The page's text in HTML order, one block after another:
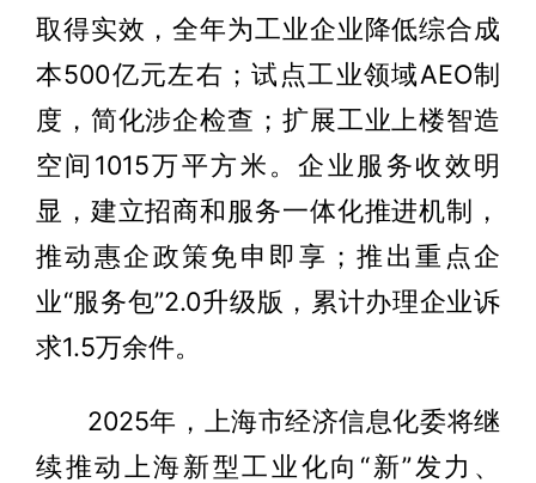
取得实效，全年为工业企业降低综合成
本500亿元左右；试点工业领域AEO制
度，简化涉企检查；扩展工业上楼智造
空间1015万平方米。企业服务收效明
显，建立招商和服务一体化推进机制，
推动惠企政策免申即享；推出重点企
业“服务包”2.0升级版，累计办理企业诉
求1.5万余件。
2025年，上海市经济信息化委将继
续推动上海新型工业化向“新”发力、